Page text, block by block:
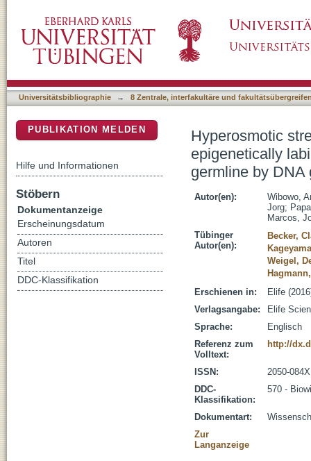
genome and is restricted in the male
Universitätsbibliographie → 8 Zentrale, interfakultäre und
Hyperosmotic
epigenetically
germline by
Autor(en):
Wibowo,
Jorg;
Marcos,
Tübinger
Autor(en):
Becker,
Weigel,
Erschienen in:
Elife
Verlagsangabe:
Elife
Sprache:
Englisch
Referenz zum
Volltext:
http://
ISSN:
2050-084X
DDC-
Klassifikation:
570 -
Dokumentart:
Zur
Langanzeige
PUBLIKATION MELDEN
Hilfe und Informationen
Stöbern
Dokumentanzeige
Erscheinungsdatum
Autoren
Titel
DDC-Klassifikation